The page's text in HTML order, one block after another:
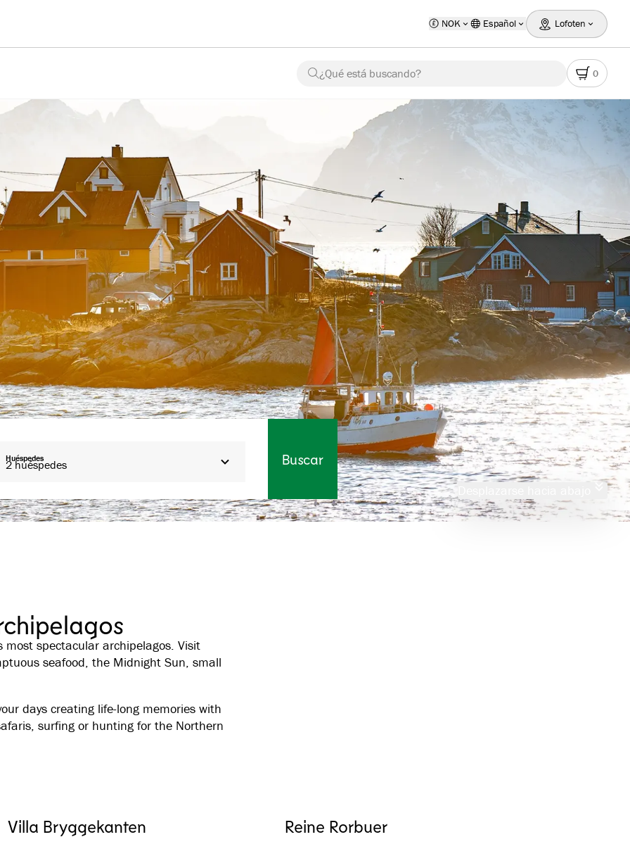
NOK Español Lofoten
¿Qué está buscando? 0
Huéspedes
2 huéspedes Buscar
most spectacular archipelagos. Visit
seafood, the Midnight Sun, small
days creating life-long memories with
surfing or hunting for the Northern
Villa Bryggekanten Reine Rorbuer